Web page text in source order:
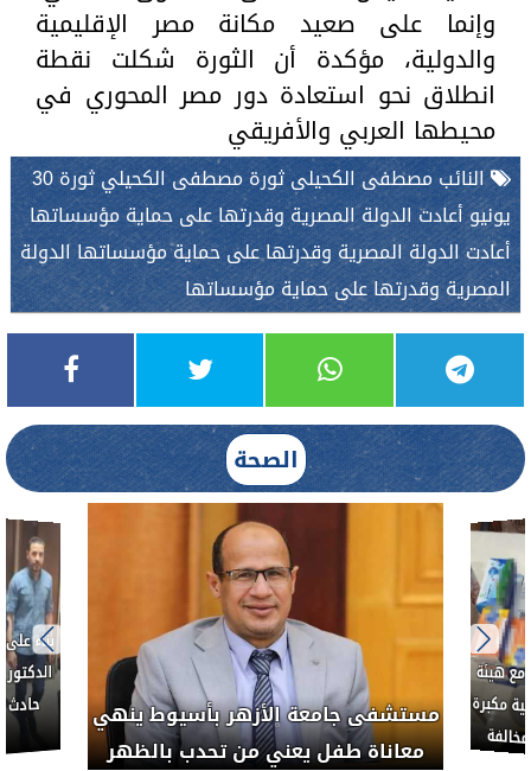
وإنما على صعيد مكانة مصر الإقليمية
والدولية، مؤكدة أن الثورة شكلت نقطة
انطلاق نحو استعادة دور مصر المحوري في
محيطها العربي والأفريقي
النائب مصطفى الكحيلى ثورة مصطفى الكحيلي ثورة 30
يونيو أعادت الدولة المصرية وقدرتها على حماية مؤسساتها
أعادت الدولة المصرية وقدرتها على حماية مؤسساتها الدولة
المصرية وقدرتها على حماية مؤسساتها
الصحة
بناءً
حادث
مستشفى جامعة الأزهر بأسيوط ينهي
معاناة طفل يعني من تحدب بالظهر
هيئة
مكبرة